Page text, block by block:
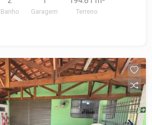
Banho Garagem Terreno